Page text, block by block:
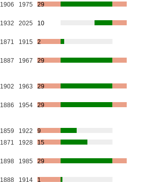
1906 1975 29
1932 2025 10
1871 1915 2
1887 1967 29
1902 1963 29
1886 1954 29
1859 1922
9
1871 1928 15
1898 1985 29
1888 1914 1